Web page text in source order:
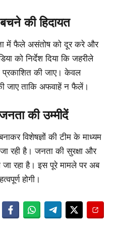
की हिदायत
में फैले असंतोष को दूर करे और
को निर्देश दिया कि जहरीले
की जाए। केवल
जाए ताकि अफवाहें न फैलें।
की उम्मीदें
विशेषज्ञों की टीम के माध्यम
रही है। जनता की सुरक्षा और
जा रहा है। इस पूरे मामले पर अब
होगी।